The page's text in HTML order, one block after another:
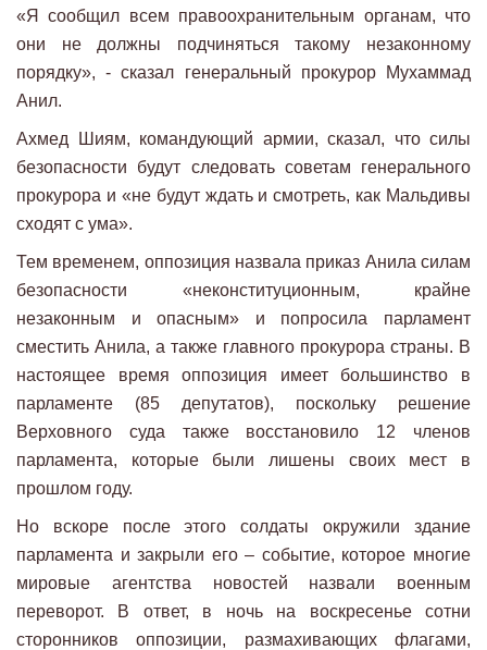
«Я сообщил всем правоохранительным органам, что
они не должны подчиняться такому незаконному
порядку», - сказал генеральный прокурор Мухаммад
Анил.
Ахмед Шиям, командующий армии, сказал, что силы
безопасности будут следовать советам генерального
прокурора и «не будут ждать и смотреть, как Мальдивы
сходят с ума».
Тем временем, оппозиция назвала приказ Анила силам
безопасности «неконституционным, крайне
незаконным и опасным» и попросила парламент
сместить Анила, а также главного прокурора страны. В
настоящее время оппозиция имеет большинство в
парламенте (85 депутатов), поскольку решение
Верховного суда также восстановило 12 членов
парламента, которые были лишены своих мест в
прошлом году.
Но вскоре после этого солдаты окружили здание
парламента и закрыли его – событие, которое многие
мировые агентства новостей назвали военным
переворот. В ответ, в ночь на воскресенье сотни
сторонников оппозиции, размахивающих флагами,